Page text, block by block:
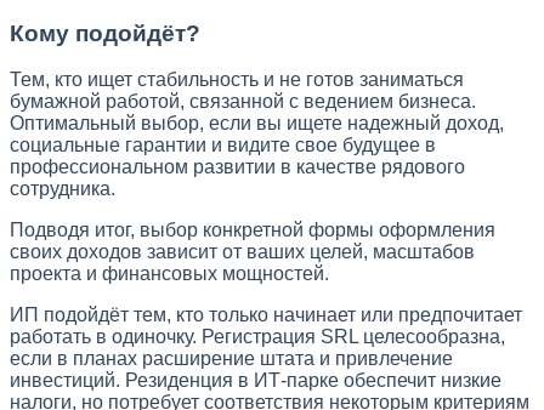
Кому подойдёт?
Тем, кто ищет стабильность и не готов заниматься
бумажной работой, связанной с ведением бизнеса.
Оптимальный выбор, если вы ищете надежный доход,
социальные гарантии и видите свое будущее в
профессиональном развитии в качестве рядового
сотрудника.
Подводя итог, выбор конкретной формы оформления
своих доходов зависит от ваших целей, масштабов
проекта и финансовых мощностей.
ИП подойдёт тем, кто только начинает или предпочитает
работать в одиночку. Регистрация SRL целесообразна,
если в планах расширение штата и привлечение
инвестиций. Резиденция в ИТ-парке обеспечит низкие
налоги, но потребует соответствия некоторым критериям